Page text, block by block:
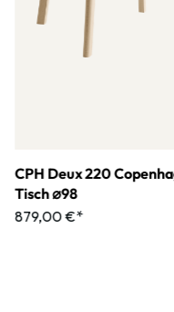
CPH Deux 220
Tisch ⌀98
879,00 €*